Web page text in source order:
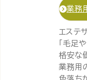
業務
エステ
「毛足
格安な
業務用